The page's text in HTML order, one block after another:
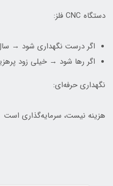
دستگاه CNC فلز:
اگر درست نگهداری شود →
اگر رها شود → خیلی زود
نگهداری حرفه‌ای:
هزینه نیست، سرمایه‌گذاری است